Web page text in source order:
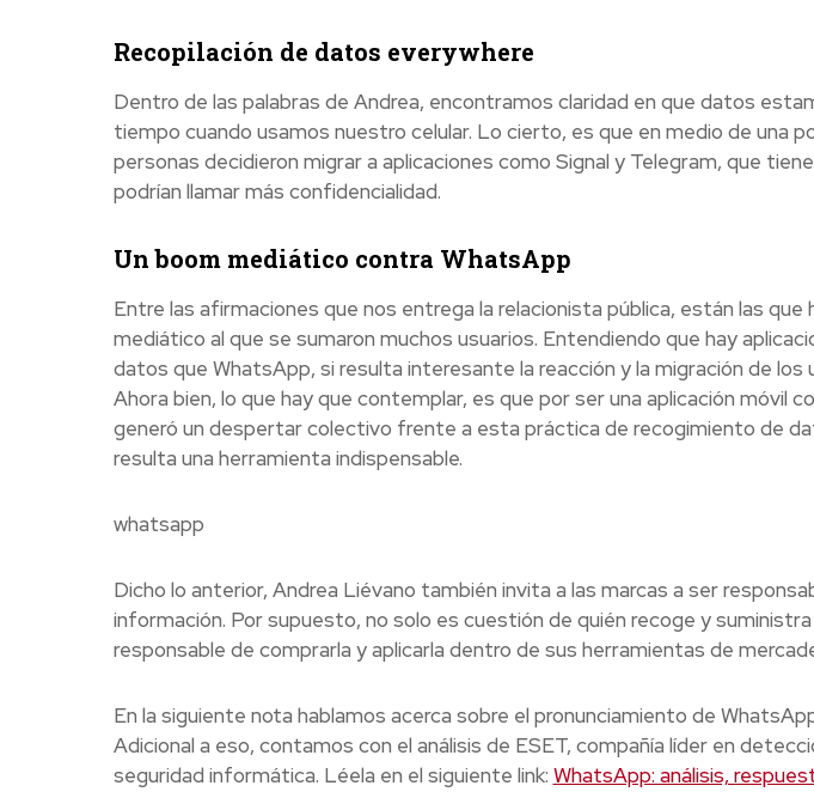
Recopilación de datos everywhere
Dentro de las palabras de Andrea, encontramos claridad en que datos
tiempo cuando usamos nuestro celular. Lo cierto, es que en medio de una
personas decidieron migrar a aplicaciones como Signal y Telegram, que
podrían llamar más confidencialidad.
Un boom mediático contra WhatsApp
Entre las afirmaciones que nos entrega la relacionista pública, están las que
mediático al que se sumaron muchos usuarios. Entendiendo que hay
datos que WhatsApp, si resulta interesante la reacción y la migración de los
Ahora bien, lo que hay que contemplar, es que por ser una aplicación móvil
generó un despertar colectivo frente a esta práctica de recogimiento de
resulta una herramienta indispensable.
whatsapp
Dicho lo anterior, Andrea Liévano también invita a las marcas a ser
información. Por supuesto, no solo es cuestión de quién recoge y
responsable de comprarla y aplicarla dentro de sus herramientas de
En la siguiente nota hablamos acerca sobre el pronunciamiento de
Adicional a eso, contamos con el análisis de ESET, compañía líder en
seguridad informática. Léela en el siguiente link: WhatsApp: análisis,